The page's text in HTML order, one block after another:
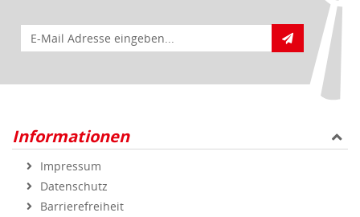
E-Mail für Newsletteranmeldung
Informationen
Impressum
Datenschutz
Barrierefreiheit